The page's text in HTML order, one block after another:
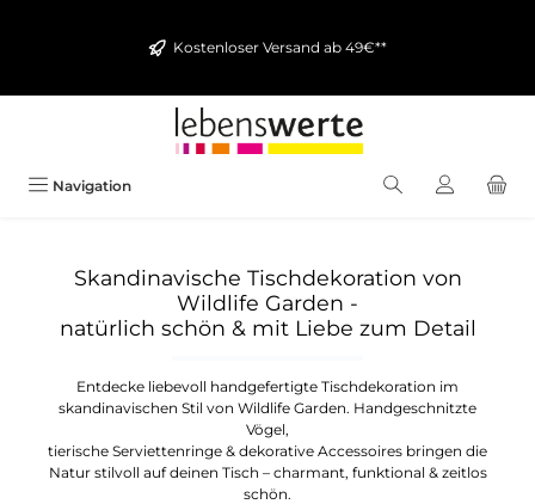
Kostenloser Versand ab 49€**
Navigation
Skandinavische Tischdekoration von
Wildlife Garden -
natürlich schön & mit Liebe zum Detail
Entdecke liebevoll handgefertigte Tischdekoration im
skandinavischen Stil von Wildlife Garden. Handgeschnitzte
Vögel,
tierische Serviettenringe & dekorative Accessoires bringen die
Natur stilvoll auf deinen Tisch – charmant, funktional & zeitlos
schön.